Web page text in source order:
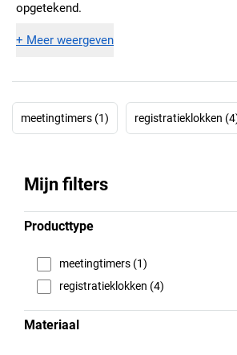
opgetekend.
+ Meer weergeven
meetingtimers (1) registratieklokken
Mijn filters
Producttype
meetingtimers (1)
registratieklokken (4)
Materiaal